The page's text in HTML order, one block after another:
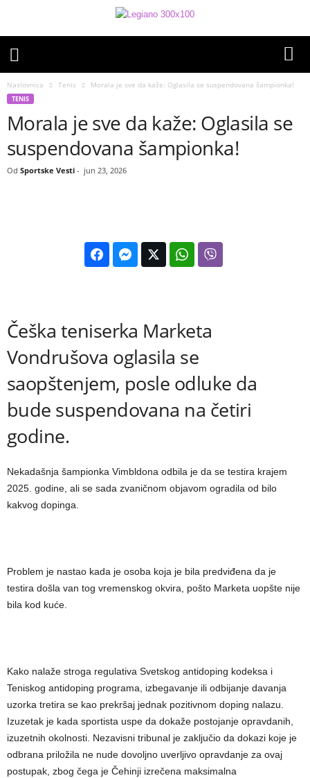
Naslovnica Tenis Morala je sve da kaže: Oglasila se suspendovana šampionka!
TENIS
Morala je sve da kaže: Oglasila se
suspendovana šampionka!
Od Sportske Vesti - jun 23, 2026
Češka teniserka Marketa
Vondrušova oglasila se
saopštenjem, posle odluke da
bude suspendovana na četiri
godine.
Nekadašnja šampionka Vimbldona odbila je da se testira krajem
2025. godine, ali se sada zvaničnom objavom ogradila od bilo
kakvog dopinga.
Problem je nastao kada je osoba koja je bila predviđena da je
testira došla van tog vremenskog okvira, pošto Marketa uopšte nije
bila kod kuće.
Kako nalaže stroga regulativa Svetskog antidoping kodeksa i
Teniskog antidoping programa, izbegavanje ili odbijanje davanja
uzorka tretira se kao prekršaj jednak pozitivnom doping nalazu.
Izuzetak je kada sportista uspe da dokaže postojanje opravdanih,
izuzetnih okolnosti. Nezavisni tribunal je zaključio da dokazi koje je
odbrana priložila ne nude dovoljno uverljivo opravdanje za ovaj
postupak, zbog čega je Čehinji izrečena maksimalna